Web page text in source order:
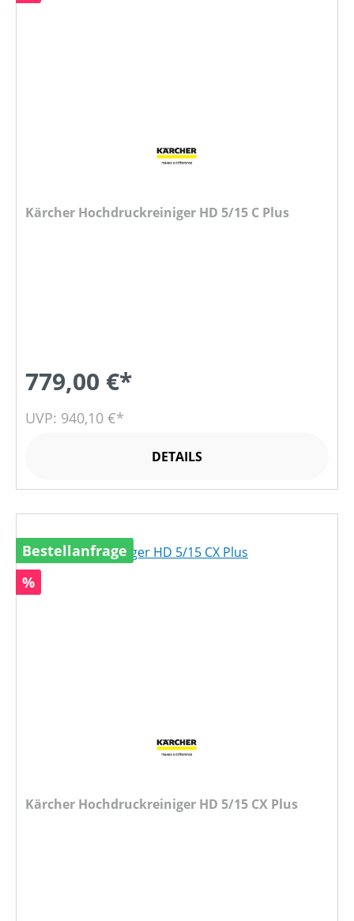
Kärcher Hochdruckreiniger HD 5/15 C Plus
779,00 €*
UVP: 940,10 €*
DETAILS
Bestellanfrage
Rabatt
%
Kärcher Hochdruckreiniger HD 5/15 CX Plus